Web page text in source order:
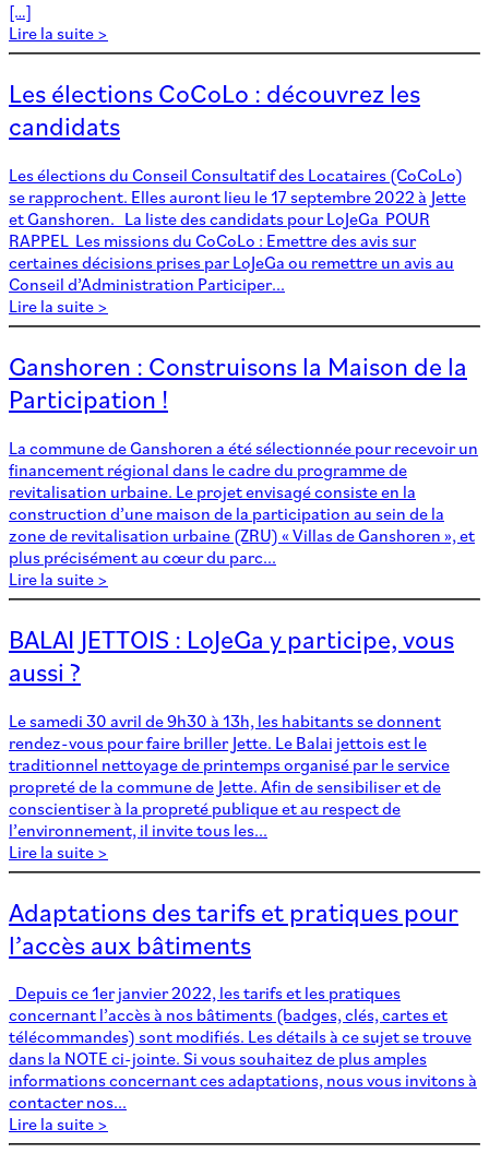
[…]
Lire la suite >
Les élections CoCoLo : découvrez les
candidats
Les élections du Conseil Consultatif des Locataires (CoCoLo)
se rapprochent. Elles auront lieu le 17 septembre 2022 à Jette
et Ganshoren. La liste des candidats pour LoJeGa POUR
RAPPEL Les missions du CoCoLo : Emettre des avis sur
certaines décisions prises par LoJeGa ou remettre un avis au
Conseil d’Administration Participer...
Lire la suite >
Ganshoren : Construisons la Maison de la
Participation !
La commune de Ganshoren a été sélectionnée pour recevoir un
financement régional dans le cadre du programme de
revitalisation urbaine. Le projet envisagé consiste en la
construction d’une maison de la participation au sein de la
zone de revitalisation urbaine (ZRU) « Villas de Ganshoren », et
plus précisément au cœur du parc...
Lire la suite >
BALAI JETTOIS : LoJeGa y participe, vous
aussi ?
Le samedi 30 avril de 9h30 à 13h, les habitants se donnent
rendez-vous pour faire briller Jette. Le Balai jettois est le
traditionnel nettoyage de printemps organisé par le service
propreté de la commune de Jette. Afin de sensibiliser et de
conscientiser à la propreté publique et au respect de
l’environnement, il invite tous les...
Lire la suite >
Adaptations des tarifs et pratiques pour
l’accès aux bâtiments
Depuis ce 1er janvier 2022, les tarifs et les pratiques
concernant l’accès à nos bâtiments (badges, clés, cartes et
télécommandes) sont modifiés. Les détails à ce sujet se trouve
dans la NOTE ci-jointe. Si vous souhaitez de plus amples
informations concernant ces adaptations, nous vous invitons à
contacter nos...
Lire la suite >